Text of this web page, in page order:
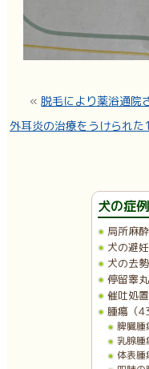
«脱毛により薬浴通院
外耳炎の治療をうけられ
犬の症例
局所麻
犬の避
犬の去
停留睾丸
催吐処置
腫瘍（
脾臓腫
乳腺腫
体表腫